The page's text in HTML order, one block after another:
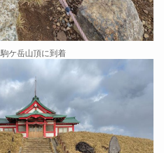
駒ケ岳山頂に到着